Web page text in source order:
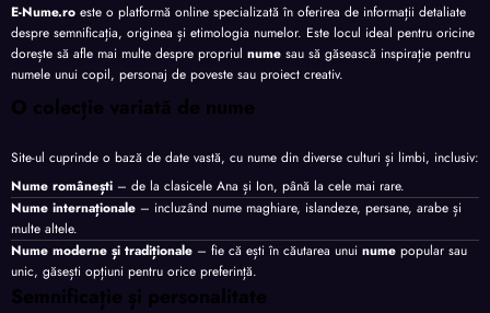
E-Nume.ro este o platformă online specializată în oferirea de informații detaliate
despre semnificația, originea și etimologia numelor. Este locul ideal pentru oricine
dorește să afle mai multe despre propriul nume sau să găsească inspirație pentru
numele unui copil, personaj de poveste sau proiect creativ.
O colecție variată de nume
Site-ul cuprinde o bază de date vastă, cu nume din diverse culturi și limbi, inclusiv:
Nume românești – de la clasicele Ana și Ion, până la cele mai rare.
Nume internaționale – incluzând nume maghiare, islandeze, persane, arabe și
multe altele.
Nume moderne și tradiționale – fie că ești în căutarea unui nume popular sau
unic, găsești opțiuni pentru orice preferință.
Semnificație și personalitate